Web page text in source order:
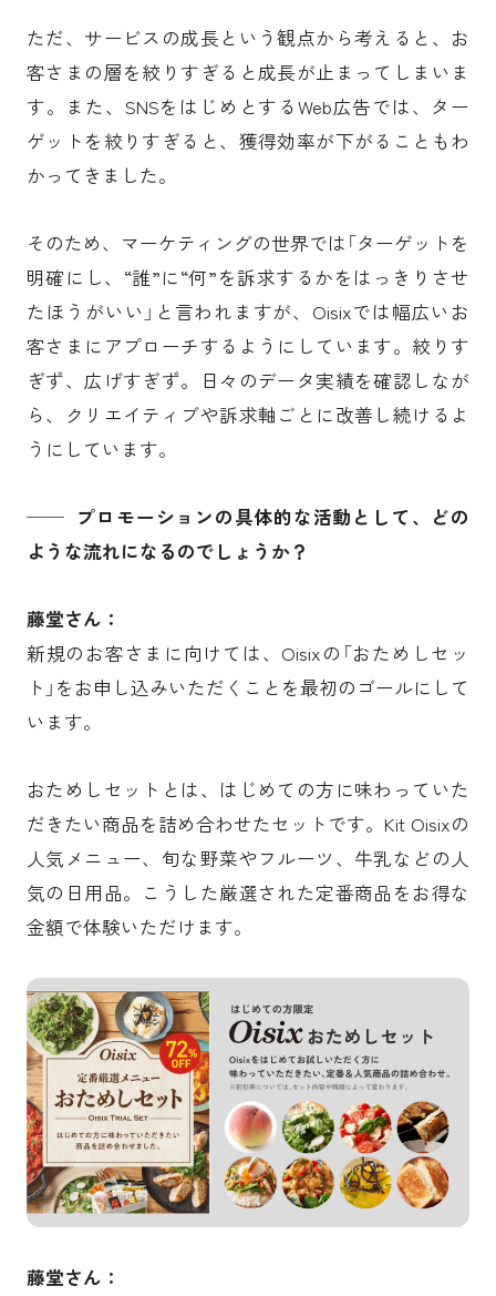
ただ、サービスの成長という観点から考えると、お
客さまの層を絞りすぎると成長が止まってしまいま
す。また、SNSをはじめとするWeb広告では、ター
ゲットを絞りすぎると、獲得効率が下がることもわ
かってきました。
そのため、マーケティングの世界では「ターゲットを
明確にし、“誰”に“何”を訴求するかをはっきりさせ
たほうがいい」と言われますが、Oisixでは幅広いお
客さまにアプローチするようにしています。絞りす
ぎず、広げすぎず。日々のデータ実績を確認しなが
ら、クリエイティブや訴求軸ごとに改善し続けるよ
うにしています。
── プロモーションの具体的な活動として、どの
ような流れになるのでしょうか？
藤堂さん：
新規のお客さまに向けては、Oisixの「おためしセッ
ト」をお申し込みいただくことを最初のゴールにして
います。
おためしセットとは、はじめての方に味わっていた
だきたい商品を詰め合わせたセットです。Kit Oisixの
人気メニュー、旬な野菜やフルーツ、牛乳などの人
気の日用品。こうした厳選された定番商品をお得な
金額で体験いただけます。
藤堂さん：